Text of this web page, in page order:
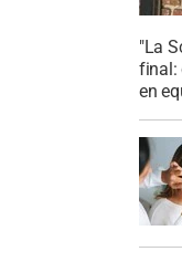
"La
final:
en